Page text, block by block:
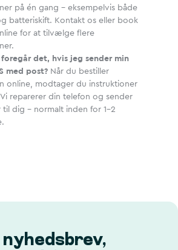
på én gang – eksempelvis både
batteriskift. Kontakt os eller book
for at tilvælge flere
foregår det, hvis jeg sender min
med post? Når du bestiller
online, modtager du instruktioner
reparerer din telefon og sender
til dig – normalt inden for 1-2
nyhedsbrev,